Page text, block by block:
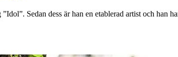
Sedan dess är han en etablerad artist och han